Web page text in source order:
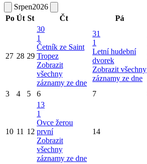
Srpen2026
Po Út St Čt Pá
27 28 29
30
1
Četník ze Saint
Tropez
Zobrazit
všechny
záznamy ze dne
31
1
Letní hudební
dvorek
Zobrazit všechny
záznamy ze dne
3 4 5 6 7
10 11 12
13
1
Ovce žerou
první
Zobrazit
všechny
záznamy ze dne
14